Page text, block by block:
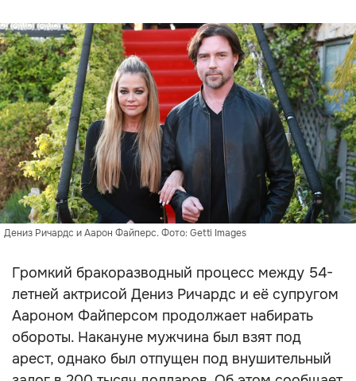
Дениз Ричардс и Аарон Файперс. Фото: Getti Images
Громкий бракоразводный процесс между 54-
летней актрисой Дениз Ричардс и её супругом
Аароном Файперсом продолжает набирать
обороты. Накануне мужчина был взят под
арест, однако был отпущен под внушительный